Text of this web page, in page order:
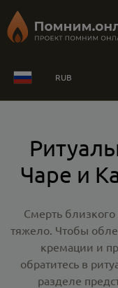
RUB
Чаре и
Смерть близкого
тяжело. Чтобы
кремации и
обратитесь в
разделе